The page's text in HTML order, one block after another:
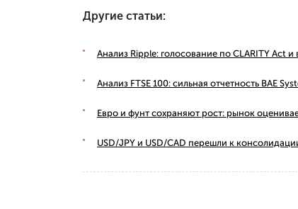
Другие статьи:
Анализ Ripple: голосование по CLARITY Act
Анализ FTSE 100: сильная отчетность BAE
Евро и фунт сохраняют рост: рынок
USD/JPY и USD/CAD перешли к